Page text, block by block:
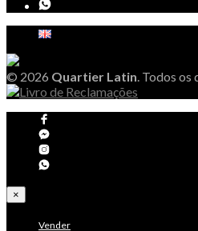
© 2026 Quartier Latin. Todos os
×
Vender